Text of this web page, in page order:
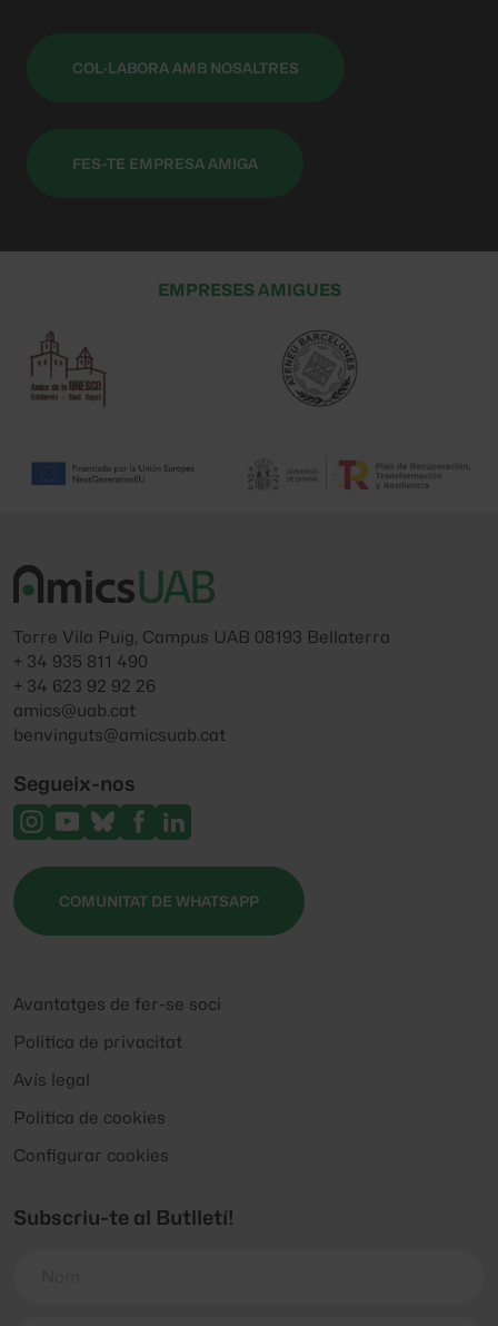
COL·LABORA AMB NOSALTRES
FES-TE EMPRESA AMIGA
EMPRESES AMIGUES
Torre Vila Puig, Campus UAB 08193 Bellaterra
+ 34 935 811 490
+ 34 623 92 92 26
amics@uab.cat
benvinguts@amicsuab.cat
Segueix-nos
COMUNITAT DE WHATSAPP
Avantatges de fer-se soci
Politica de privacitat
Avís legal
Politica de cookies
Configurar cookies
Subscriu-te al Butlletí!